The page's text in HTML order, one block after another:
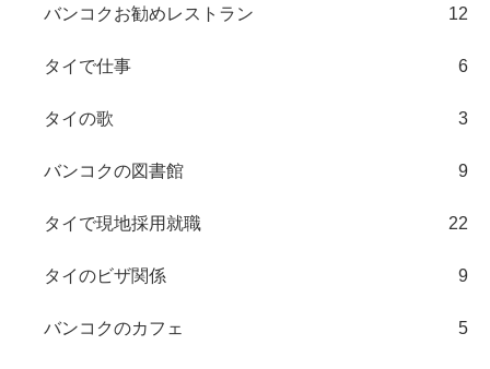
バンコクお勧めレストラン 12
タイで仕事 6
タイの歌 3
バンコクの図書館 9
タイで現地採用就職 22
タイのビザ関係 9
バンコクのカフェ 5